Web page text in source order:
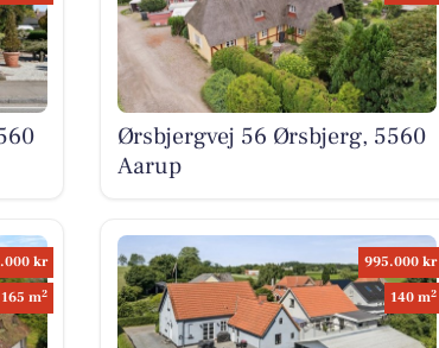
Ørsbjergvej 56 Ørsbjerg, 5560
Aarup
kr
165 m2
995.000 kr
140 m2